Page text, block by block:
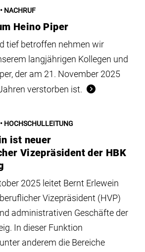
NACHRUF
Heino Piper
tief betroffen nehmen wir
langjährigen Kollegen und
der am 21. November 2025
verstorben ist.
HOCHSCHULLEITUNG
ist neuer
Vizepräsident der HBK
2025 leitet Bernt Erlewein
Vizepräsident (HVP)
administrativen Geschäfte der
In dieser Funktion
anderem die Bereiche